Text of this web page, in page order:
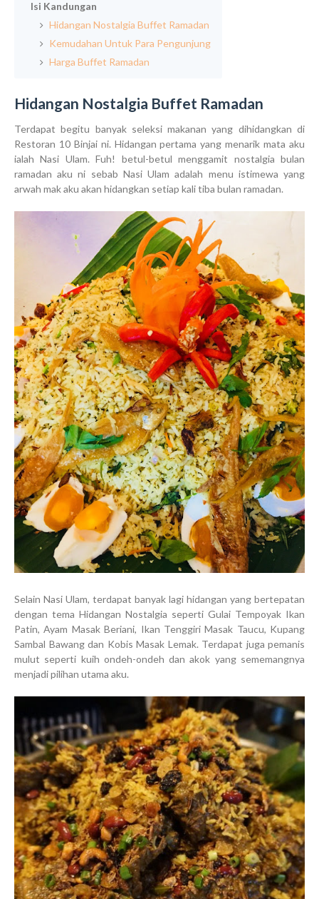
Isi Kandungan
Hidangan Nostalgia Buffet Ramadan
Kemudahan Untuk Para Pengunjung
Harga Buffet Ramadan
Hidangan Nostalgia Buffet Ramadan
Terdapat begitu banyak seleksi makanan yang dihidangkan di
Restoran 10 Binjai ni. Hidangan pertama yang menarik mata aku
ialah Nasi Ulam. Fuh! betul-betul menggamit nostalgia bulan
ramadan aku ni sebab Nasi Ulam adalah menu istimewa yang
arwah mak aku akan hidangkan setiap kali tiba bulan ramadan.
Selain Nasi Ulam, terdapat banyak lagi hidangan yang bertepatan
dengan tema Hidangan Nostalgia seperti Gulai Tempoyak Ikan
Patin, Ayam Masak Beriani, Ikan Tenggiri Masak Taucu, Kupang
Sambal Bawang dan Kobis Masak Lemak. Terdapat juga pemanis
mulut seperti kuih ondeh-ondeh dan akok yang sememangnya
menjadi pilihan utama aku.